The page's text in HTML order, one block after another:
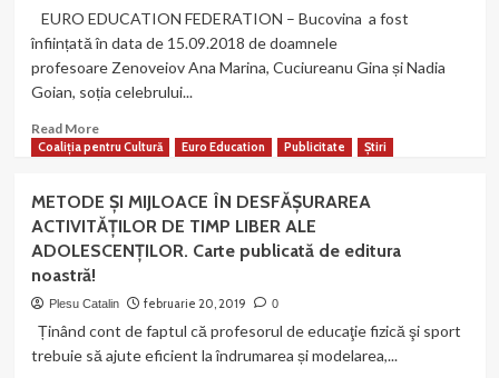
noștri
României”
în
Dealul
Jiului!
EURO EDUCATION FEDERATION – Bucovina a fost
înființată în data de 15.09.2018 de doamnele
profesoare Zenoveiov Ana Marina, Cuciureanu Gina și Nadia
Goian, soția celebrului...
Read MoreRead
more
din
Bucovina
va
pentru
ani
MAGAZIN
Coaliția pentru Cultură Euro Education Publicitate Știri
METODE ŞI MIJLOACE ÎN DESFĂŞURAREA
ACTIVITĂŢILOR DE TIMP LIBER ALE
ADOLESCENŢILOR. Carte publicată de editura
noastră!
Plesu Catalin februarie 20, 2019 0
Ținând cont de faptul că profesorul de educaţie fizică şi sport
trebuie să ajute eficient la îndrumarea și modelarea,...